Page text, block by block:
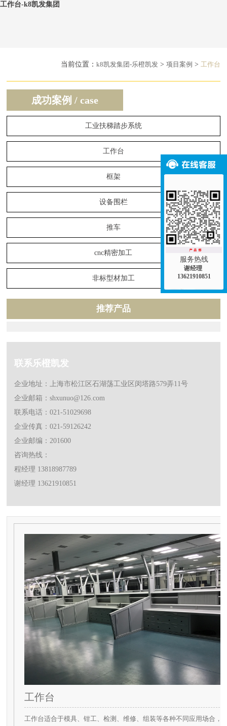
工作台-k8凯发集团
服务热线
谢经理
13621910851
当前位置： k8凯发集团-乐橙凯发> 项目案例 > 工作台
成功案例 / case
工业扶梯踏步系统
工作台
框架
设备围栏
推车
cnc精密加工
非标型材加工
推荐产品
联系乐橙凯发
企业地址：上海市松江区石湖荡工业区闵塔路579弄11号
企业邮箱：shxunuo@126.com
联系电话：021-51029698
企业传真：021-59126242
企业邮编：201600
咨询热线：
程经理 13818987789
谢经理 13621910851
工作台
工作台适合于模具、钳工、检测、维修、组装等各种不同应用场合，